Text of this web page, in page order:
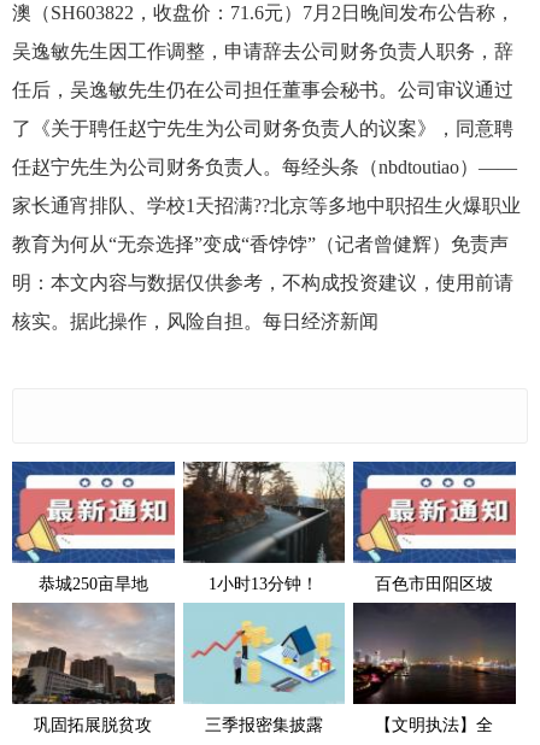
澳（SH603822，收盘价：71.6元）7月2日晚间发布公告称，
吴逸敏先生因工作调整，申请辞去公司财务负责人职务，辞
任后，吴逸敏先生仍在公司担任董事会秘书。公司审议通过
了《关于聘任赵宁先生为公司财务负责人的议案》，同意聘
任赵宁先生为公司财务负责人。每经头条（nbdtoutiao）——
家长通宵排队、学校1天招满??北京等多地中职招生火爆职业
教育为何从“无奈选择”变成“香饽饽”（记者曾健辉）免责声
明：本文内容与数据仅供参考，不构成投资建议，使用前请
核实。据此操作，风险自担。每日经济新闻
恭城250亩旱地 1小时13分钟！ 百色市田阳区坡
巩固拓展脱贫攻 三季报密集披露 【文明执法】全